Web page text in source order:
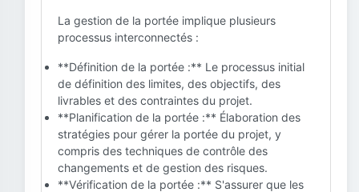
La gestion de la portée implique plusieurs
processus interconnectés :
**Définition de la portée :** Le processus initial
de définition des limites, des objectifs, des
livrables et des contraintes du projet.
**Planification de la portée :** Élaboration des
stratégies pour gérer la portée du projet, y
compris des techniques de contrôle des
changements et de gestion des risques.
**Vérification de la portée :** S'assurer que les